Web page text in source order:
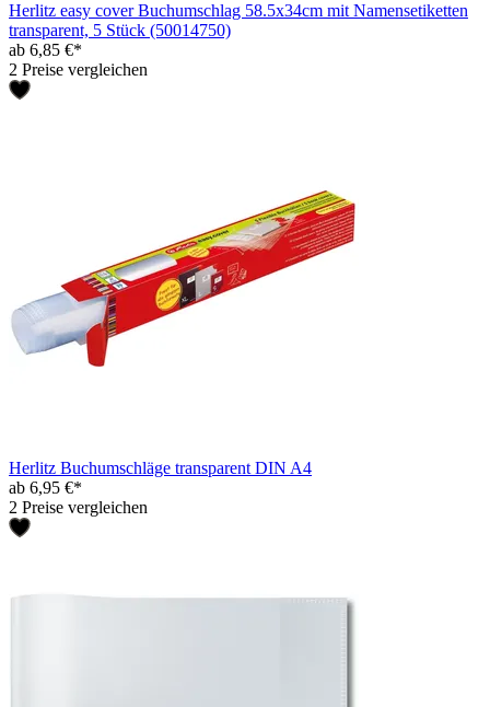
Herlitz easy cover Buchumschlag 58.5x34cm mit Namensetiketten
transparent, 5 Stück (50014750)
ab 6,85 €*
2 Preise vergleichen
Herlitz Buchumschläge transparent DIN A4
ab 6,95 €*
2 Preise vergleichen